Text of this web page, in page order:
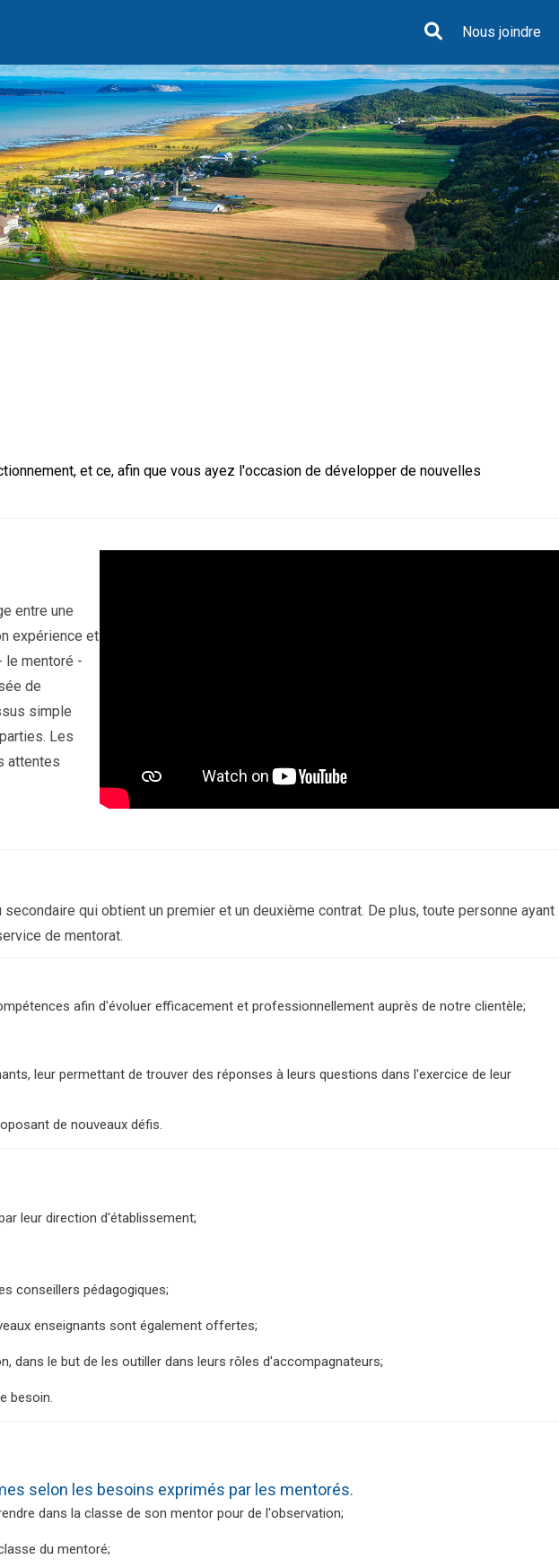
et ce, afin que vous ayez l'occasion de développer de nouvelles
entre une
expérience et
le mentoré -
de
simple
Les
attentes
qui obtient un premier et un deuxième contrat. De plus, toute personne ayant
de mentorat.
afin d'évoluer efficacement et professionnellement auprès de notre clientèle;
leur permettant de trouver des réponses à leurs questions dans l'exercice de leur
de nouveaux défis.
leur direction d'établissement;
conseillers pédagogiques;
enseignants sont également offertes;
dans le but de les outiller dans leurs rôles d'accompagnateurs;
besoin.
selon les besoins exprimés par les mentorés.
dans la classe de son mentor pour de l'observation;
du mentoré;
Nous joindre